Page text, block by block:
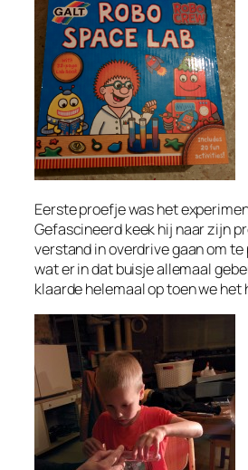
Eerste proefje was het
Gefascineerd keek hij naar zijn
verstand in overdrive gaan om
wat er in dat buisje allemaal
klaarde helemaal op toen we het